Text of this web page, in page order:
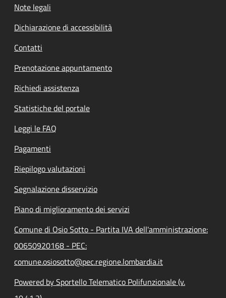
Note legali
Dichiarazione di accessibilità
Contatti
Prenotazione appuntamento
Richiedi assistenza
Statistiche del portale
Leggi le FAQ
Pagamenti
Riepilogo valutazioni
Segnalazione disservizio
Piano di miglioramento dei servizi
Comune di Osio Sotto - Partita IVA dell'amministrazione:
00650920168 - PEC:
comune.osiosotto@pec.regione.lombardia.it
Powered by Sportello Telematico Polifunzionale (v.